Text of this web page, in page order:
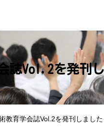
誌Vol.2を発刊
教育学会誌Vol.2を発刊しました